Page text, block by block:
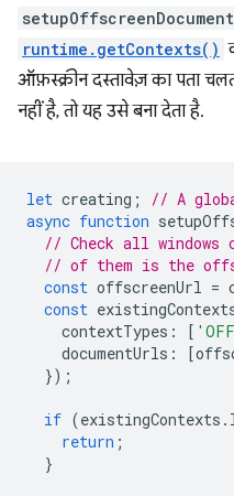
runtime.getContexts()
ऑफ़स्क्रीन दस्तावेज़ का पता
नहीं है, तो यह उसे बना देता है.
let creating ;
// A
async function
// Check all
// of them is the
const offscreenUrl =
const
contextTypes : [
documentUrls : [
});
if (existingContexts .
return ;
}